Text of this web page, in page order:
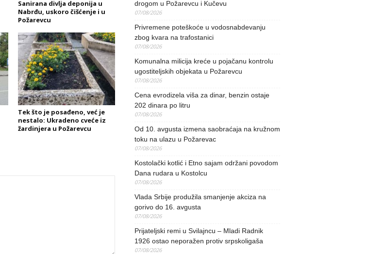
Sanirana divlja deponija u
Nabrđu, uskoro čišćenje i u
Požarevcu
Tek što je posađeno, već je
nestalo: Ukradeno cveće iz
žardinjera u Požarevcu
drogom u Požarevcu i Kučevu
07/08/2026
Privremene poteškoće u vodosnabdevanju
zbog kvara na trafostanici
07/08/2026
Komunalna milicija kreće u pojačanu kontrolu
ugostiteljskih objekata u Požarevcu
07/08/2026
Cena evrodizela viša za dinar, benzin ostaje
202 dinara po litru
07/08/2026
Od 10. avgusta izmena saobraćaja na kružnom
toku na ulazu u Požarevac
07/08/2026
Kostolački kotlić i Etno sajam održani povodom
Dana rudara u Kostolcu
07/08/2026
Vlada Srbije produžila smanjenje akciza na
gorivo do 16. avgusta
07/08/2026
Prijateljski remi u Svilajncu – Mladi Radnik
1926 ostao neporažen protiv srpskoligaša
07/08/2026